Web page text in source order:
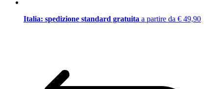
Italia: spedizione standard gratuita a partire da € 49,90